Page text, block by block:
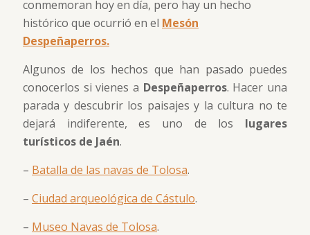
conmemoran hoy en día, pero hay un hecho
histórico que ocurrió en el Mesón
Despeñaperros.
Algunos de los hechos que han pasado puedes
conocerlos si vienes a Despeñaperros. Hacer una
parada y descubrir los paisajes y la cultura no te
dejará indiferente, es uno de los lugares
turísticos de Jaén.
– Batalla de las navas de Tolosa.
– Ciudad arqueológica de Cástulo.
– Museo Navas de Tolosa.